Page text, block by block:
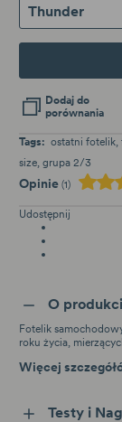
Tags: ostatni fotelik
size grupa 2/3
Opinie (1)
Udostępnij
Thunder
Dodaj do
porównania
O
Fotelik
roku życia,
Więcej
Testy i